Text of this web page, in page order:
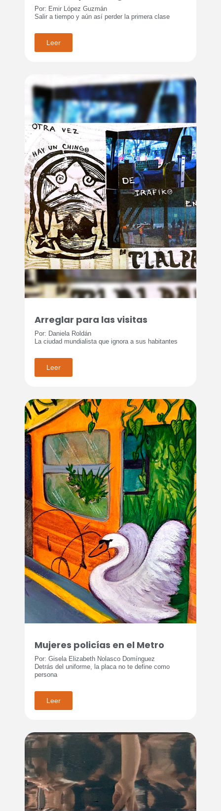
Por: Emir López Guzmán
Salir a tiempo y aún así perder la primera clase
Leer
Arreglar para las visitas
Por: Daniela Roldán
La ciudad mundialista que ignora a sus habitantes
Leer
Mujeres policías en el Metro
Por: Gisela Elizabeth Nolasco Domínguez
Detrás del uniforme, la placa no te define como
persona
Leer